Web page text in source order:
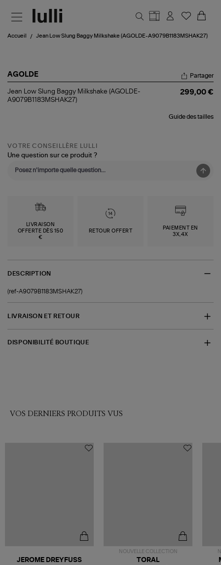
Accueil Jean Low Slung Baggy Milkshake (AGOLDE-A9079B1183MSHAK27)
AGOLDE
Jean
Low
Partager
Jean Low Slung Baggy Milkshake (AGOLDE-
A9079B1183MSHAK27)
299,00 €
Guide des tailles
VOTRE CONSEILLÈRE LULLI
Une question sur ce produit ?
LIVRAISON
OFFERTE DÈS 150
€
RETOUR OFFERT
PAIEMENT EN
3X,4X
DESCRIPTION
(ref-A9079B1183MSHAK27)
LIVRAISON ET RETOUR
DISPONIBILITÉ BOUTIQUE
VOS DERNIERS PRODUITS VUS
JEROME DREYFUSS
NOUVELLE COLLECTION
TORAL